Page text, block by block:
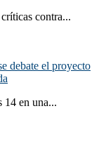
contra...
debate el proyecto
14 en una...